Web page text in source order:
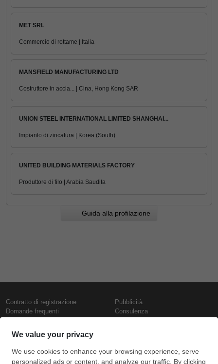
MET SRL
Commercio di rottame | Italia
MANSFIELD MANUFACTURING LTD
Costruttore in accia... | Cina, Hong Kong SAR
UNION STEEL INTERNATIONAL LIMITED SHANGHAI...
Impianto di zincatura | Korea (South)
UNITED BUILDING MATERIALS FACTORY
Produttore di filo | Arabia Saudita
Guida alla profilazione
Contratto di registrazione
Domande frequenti
Presentazione
Contattaci
Termini di utilizzo
Politica di riservatezza
Pubblicità
Consulenza